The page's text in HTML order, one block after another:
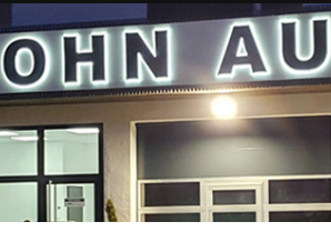
JOHN AUTO
NOS VÉHICULES
NOS UTILITAIRES